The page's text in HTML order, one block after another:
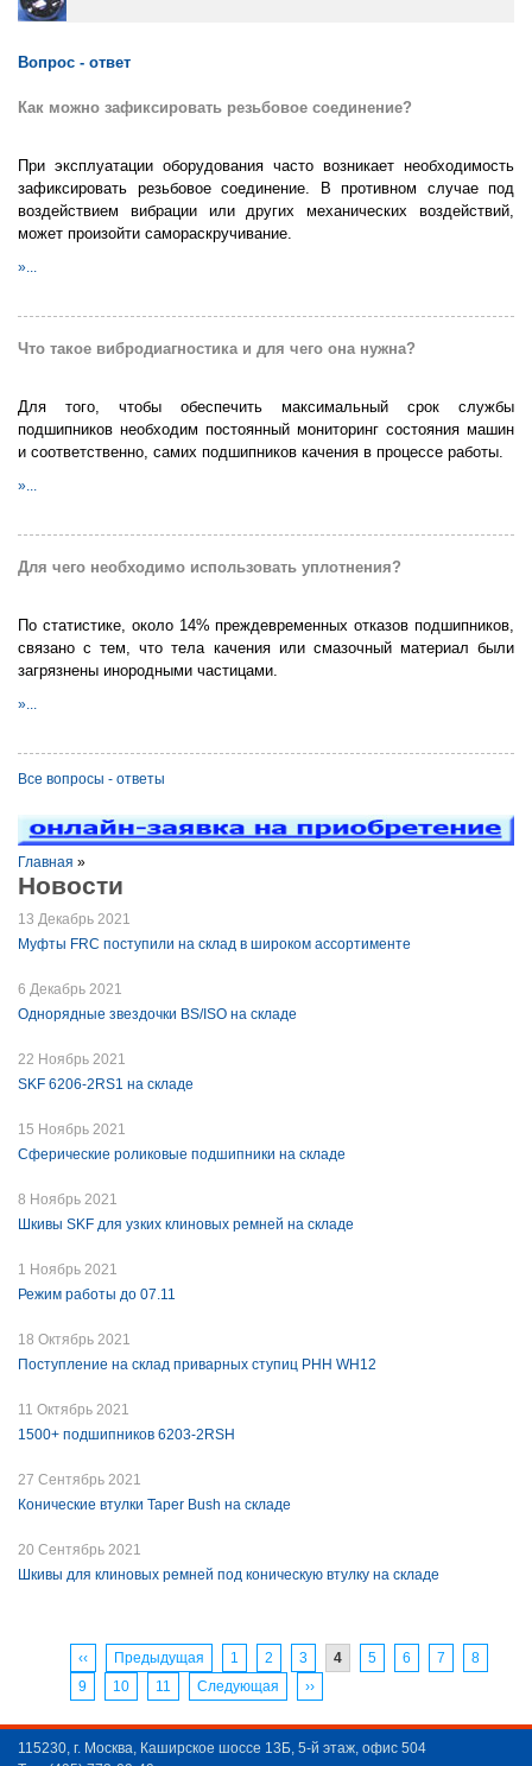
Вопрос - ответ
Как можно зафиксировать резьбовое соединение?
При эксплуатации оборудования часто возникает необходимость
зафиксировать резьбовое соединение. В противном случае под
воздействием вибрации или других механических воздействий,
может произойти самораскручивание.
»...
Что такое вибродиагностика и для чего она нужна?
Для того, чтобы обеспечить максимальный срок службы
подшипников необходим постоянный мониторинг состояния машин
и соответственно, самих подшипников качения в процессе работы.
»...
Для чего необходимо использовать уплотнения?
По статистике, около 14% преждевременных отказов подшипников,
связано с тем, что тела качения или смазочный материал были
загрязнены инородными частицами.
»...
Все вопросы - ответы
Главная »
Новости
13 Декабрь 2021
Муфты FRC поступили на склад в широком ассортименте
6 Декабрь 2021
Однорядные звездочки BS/ISO на складе
22 Ноябрь 2021
SKF 6206-2RS1 на складе
15 Ноябрь 2021
Сферические роликовые подшипники на складе
8 Ноябрь 2021
Шкивы SKF для узких клиновых ремней на складе
1 Ноябрь 2021
Режим работы до 07.11
18 Октябрь 2021
Поступление на склад приварных ступиц PHH WH12
11 Октябрь 2021
1500+ подшипников 6203-2RSH
27 Сентябрь 2021
Конические втулки Taper Bush на складе
20 Сентябрь 2021
Шкивы для клиновых ремней под коническую втулку на складе
‹‹ Предыдущая 1 2 3 4 5 6 7
8
9
10 11 Следующая ››
115230, г. Москва, Каширское шоссе 13Б, 5-й этаж, офис 504